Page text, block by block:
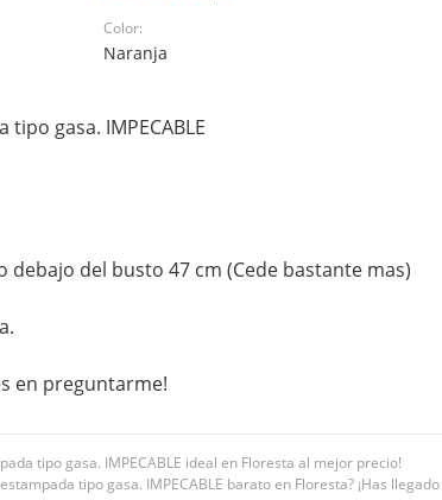
Color:
Naranja
gasa. IMPECABLE
debajo del busto 47 cm (Cede bastante mas)
en preguntarme!
tipo gasa. IMPECABLE ideal en Floresta al mejor precio!
tipo gasa. IMPECABLE barato en Floresta? ¡Has